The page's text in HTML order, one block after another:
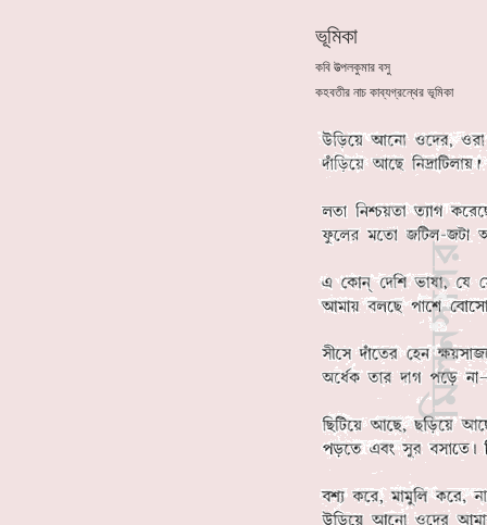
ভূমিকা
কবি উত্পলকুমার বসু
কহবতীর নাচ কাব্যগ্রন্থের ভূমিকা